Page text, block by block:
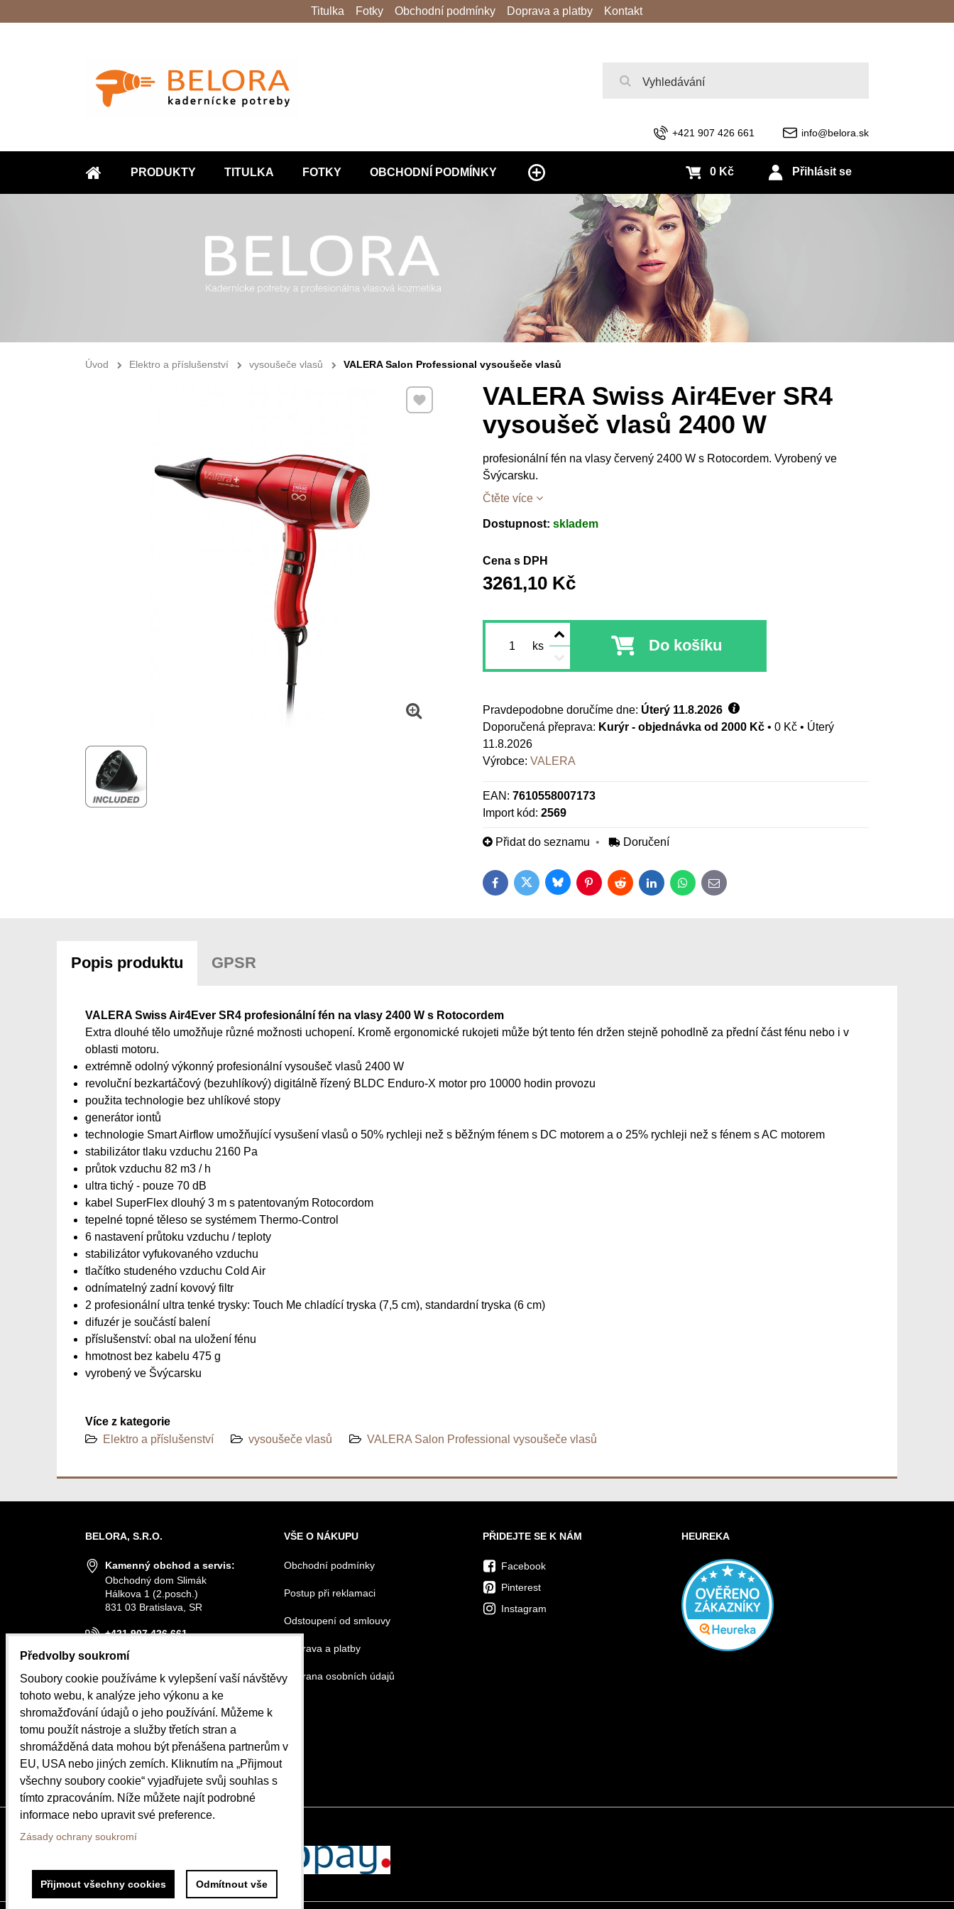
ÚVOD
PRODUKTY TITULKA FOTKY OBCHODNÍ PODMÍNKY
+421 907 426 661 info@belora.sk
Přihlásit se
0 Kč
Titulka Fotky Obchodní podmínky Doprava a platby Kontakt
Úvod Elektro a příslušenství vysoušeče vlasů VALERA Salon Professional vysoušeče vlasů
VALERA Swiss Air4Ever SR4
vysoušeč vlasů 2400 W
profesionální fén na vlasy červený 2400 W s Rotocordem. Vyrobený ve
Švýcarsku.
Čtěte více
Přidat k Oblíbeným
Dostupnost: skladem
Cena s DPH
3261,10 Kč
ks Do košíku
Pravdepodobne doručíme dne: Úterý11.8.2026
Kurýr - objednávka od 2000 Kč• 0 Kč • Úterý
11.8.2026
Výrobce: VALERA
EAN: 7610558007173
Import kód: 2569
Přidat do seznamu Doručení
FacebookTwitterBlueskyPinterestRedditLinkedInWhatsApp
E-mail
Popis produktu GPSR
VALERA Swiss Air4Ever SR4 profesionální fén na vlasy 2400 W s Rotocordem
Extra dlouhé tělo umožňuje různé možnosti uchopení. Kromě ergonomické rukojeti může být tento fén držen stejně pohodlně za přední část fénu nebo i v
oblasti motoru.
extrémně odolný výkonný profesionální vysoušeč vlasů 2400 W
revoluční bezkartáčový (bezuhlíkový) digitálně řízený BLDC Enduro-X motor pro 10000 hodin provozu
použita technologie bez uhlíkové stopy
generátor iontů
technologie Smart Airflow umožňující vysušení vlasů o 50% rychleji než s běžným fénem s DC motorem a o 25% rychleji než s fénem s AC motorem
stabilizátor tlaku vzduchu 2160 Pa
průtok vzduchu 82 m3 / h
ultra tichý - pouze 70 dB
kabel SuperFlex dlouhý 3 m s patentovaným Rotocordom
tepelné topné těleso se systémem Thermo-Control
6 nastavení průtoku vzduchu / teploty
stabilizátor vyfukovaného vzduchu
tlačítko studeného vzduchu Cold Air
odnímatelný zadní kovový filtr
2 profesionální ultra tenké trysky: Touch Me chladící tryska (7,5 cm), standardní tryska (6 cm)
difuzér je součástí balení
příslušenství: obal na uložení fénu
hmotnost bez kabelu 475 g
vyrobený ve Švýcarsku
Více z kategorie
Elektro a příslušenství
vysoušeče vlasů VALERA Salon Professional vysoušeče vlasů
BELORA, S.R.O.
Kamenný obchod a servis:
Obchodný dom Slimák
Hálkova 1 (2.posch.)
831 03 Bratislava, SR
+421 907 426 661
info@belora.sk
Otevírací hodiny
Pondělí-Středa 8.30-16.00
Čtvrtek-Pátek 8.30-15.00
OBJEDNÁVKY
Stav objednávky
VŠE O NÁKUPU
Obchodní podmínky
Postup při reklamaci
Odstoupení od smlouvy
Doprava a platby
Ochrana osobních údajů
PŘIDEJTE SE K NÁM
Facebook
Pinterest
Instagram
HEUREKA
Předvolby soukromí
Soubory cookie používáme k vylepšení vaší návštěvy
tohoto webu, k analýze jeho výkonu a ke
shromažďování údajů o jeho používání. Můžeme k
tomu použít nástroje a služby třetích stran a
shromážděná data mohou být přenášena partnerům v
EU, USA nebo jiných zemích. Kliknutím na „Přijmout
všechny soubory cookie“ vyjadřujete svůj souhlas s
tímto zpracováním. Níže můžete najít podrobné
informace nebo upravit své preference.
Zásady ochrany soukromí
Přijmout všechny cookies Odmítnout vše